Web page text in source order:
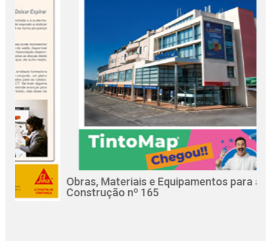
Obras, Materiais e Equipamentos para a
Construção nº 165